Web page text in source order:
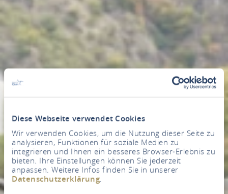
Diese Webseite verwendet Cookies
Wir verwenden Cookies, um die Nutzung dieser Seite zu
analysieren, Funktionen für soziale Medien zu
integrieren und Ihnen ein besseres Browser-Erlebnis zu
bieten. Ihre Einstellungen können Sie jederzeit
anpassen. Weitere Infos finden Sie in unserer
Datenschutzerklärung.